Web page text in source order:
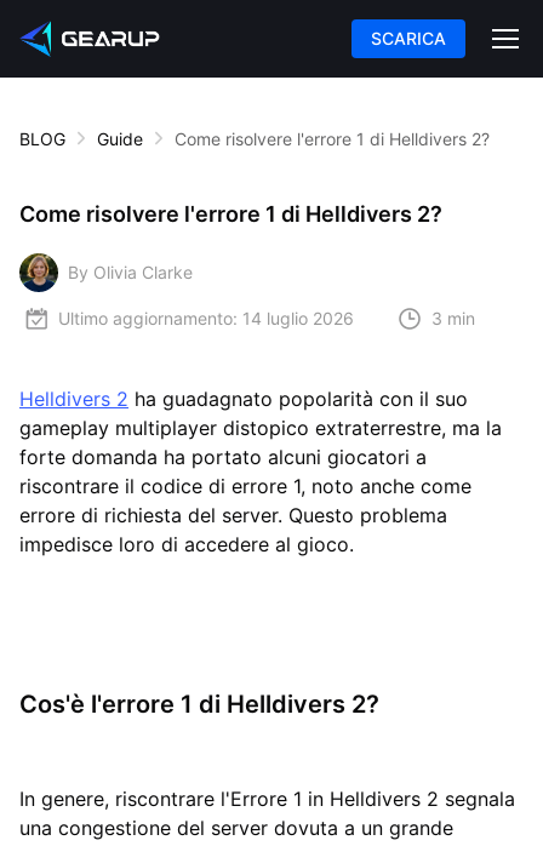
SCARICA
BLOG Guide Come risolvere l'errore 1 di Helldivers 2?
Come risolvere l'errore 1 di Helldivers 2?
By Olivia Clarke
Ultimo aggiornamento: 14 luglio 2026 3 min
Helldivers 2 ha guadagnato popolarità con il suo
gameplay multiplayer distopico extraterrestre, ma la
forte domanda ha portato alcuni giocatori a
riscontrare il codice di errore 1, noto anche come
errore di richiesta del server. Questo problema
impedisce loro di accedere al gioco.
Cos'è l'errore 1 di Helldivers 2?
In genere, riscontrare l'Errore 1 in Helldivers 2 segnala
una congestione del server dovuta a un grande